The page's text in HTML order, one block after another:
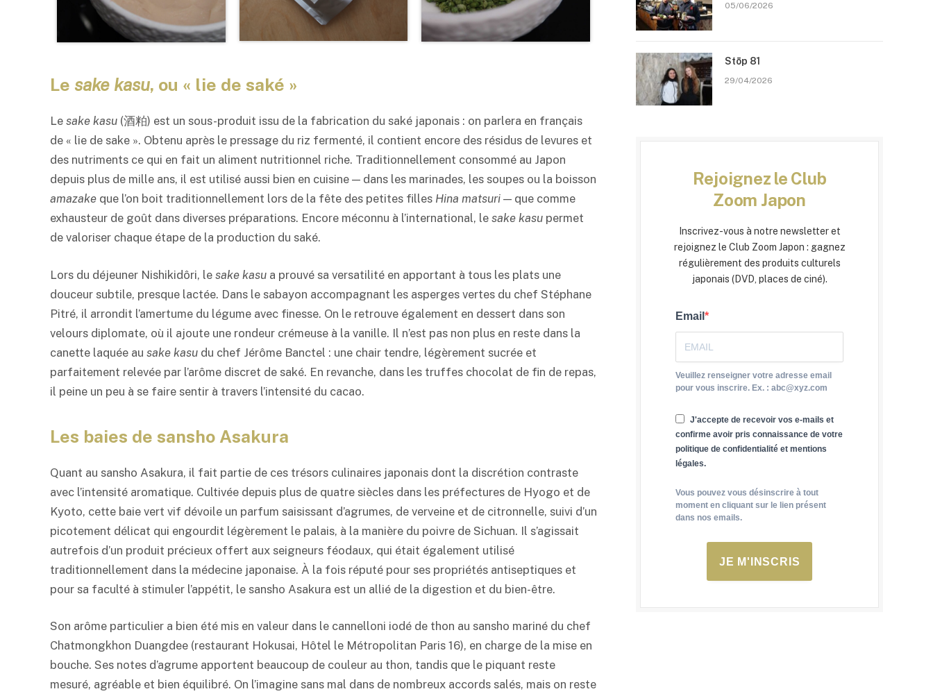
Le sake kasu, ou « lie de saké »
Le sake kasu (酒粕) est un sous-produit issu de la fabrication du saké japonais : on parlera en français
de « lie de sake ». Obtenu après le pressage du riz fermenté, il contient encore des résidus de levures et
des nutriments ce qui en fait un aliment nutritionnel riche. Traditionnellement consommé au Japon
depuis plus de mille ans, il est utilisé aussi bien en cuisine — dans les marinades, les soupes ou la boisson
amazake que l’on boit traditionnellement lors de la fête des petites filles Hina matsuri — que comme
exhausteur de goût dans diverses préparations. Encore méconnu à l’international, le sake kasu permet
de valoriser chaque étape de la production du saké.
Lors du déjeuner Nishikidôri, le sake kasu a prouvé sa versatilité en apportant à tous les plats une
douceur subtile, presque lactée. Dans le sabayon accompagnant les asperges vertes du chef Stéphane
Pitré, il arrondit l’amertume du légume avec finesse. On le retrouve également en dessert dans son
velours diplomate, où il ajoute une rondeur crémeuse à la vanille. Il n’est pas non plus en reste dans la
canette laquée au sake kasu du chef Jérôme Banctel : une chair tendre, légèrement sucrée et
parfaitement relevée par l’arôme discret de saké. En revanche, dans les truffes chocolat de fin de repas,
il peine un peu à se faire sentir à travers l’intensité du cacao.
Les baies de sansho Asakura
Quant au sansho Asakura, il fait partie de ces trésors culinaires japonais dont la discrétion contraste
avec l’intensité aromatique. Cultivée depuis plus de quatre siècles dans les préfectures de Hyogo et de
Kyoto, cette baie vert vif dévoile un parfum saisissant d’agrumes, de verveine et de citronnelle, suivi d’un
picotement délicat qui engourdit légèrement le palais, à la manière du poivre de Sichuan. Il s’agissait
autrefois d’un produit précieux offert aux seigneurs féodaux, qui était également utilisé
traditionnellement dans la médecine japonaise. À la fois réputé pour ses propriétés antiseptiques et
pour sa faculté à stimuler l’appétit, le sansho Asakura est un allié de la digestion et du bien-être.
Son arôme particulier a bien été mis en valeur dans le cannelloni iodé de thon au sansho mariné du chef
Chatmongkhon Duangdee (restaurant Hokusai, Hôtel le Métropolitan Paris 16), en charge de la mise en
bouche. Ses notes d’agrume apportent beaucoup de couleur au thon, tandis que le piquant reste
mesuré, agréable et bien équilibré. On l’imagine sans mal dans de nombreux accords salés, mais on reste
05/06/2026
Stōp 81
29/04/2026
Rejoignez le Club
Zoom Japon
Inscrivez-vous à notre newsletter et
rejoignez le Club Zoom Japon : gagnez
régulièrement des produits culturels
japonais (DVD, places de ciné).
Email
Veuillez renseigner votre adresse email
pour vous inscrire. Ex. : abc@xyz.com
J'accepte de recevoir vos e-mails et
confirme avoir pris connaissance de votre
politique de confidentialité et mentions
légales.
Vous pouvez vous désinscrire à tout
moment en cliquant sur le lien présent
dans nos emails.
JE M'INSCRIS